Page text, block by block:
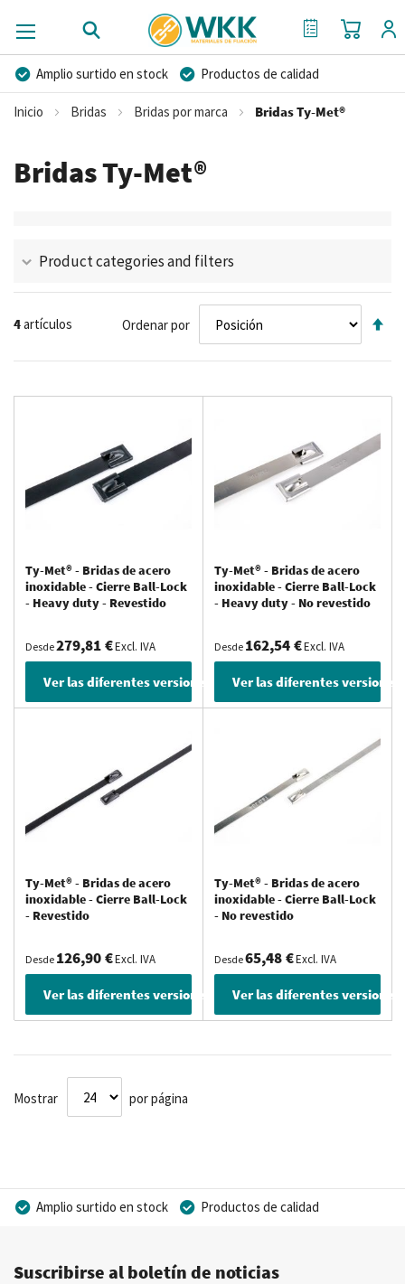
Mi
Mi Cotización
Amplio surtido en stock
Productos de calidad
Precios competitivos
Entrega rápida
Posibilidad de crear marca privada
Inicio Bridas Bridas por marca Bridas Ty-Met®
Bridas Ty-Met®
Product categories and filters
4artículos Ordenar por
Ty-Met® - Bridas de acero
inoxidable - Cierre Ball-Lock
- Heavy duty - Revestido
Desde279,81 €Excl. IVA
Ver las diferentes versiones
Ty-Met® - Bridas de acero
inoxidable - Cierre Ball-Lock
- Heavy duty - No revestido
Desde 162,54 €Excl. IVA
Ver las diferentes versiones
Ty-Met® - Bridas de acero
inoxidable - Cierre Ball-Lock
- Revestido
Desde 126,90 €Excl. IVA
Ver las diferentes versiones
Ty-Met® - Bridas de acero
inoxidable - Cierre Ball-Lock
- No revestido
Desde65,48 €Excl. IVA
Ver las diferentes versiones
Mostrar por página
Amplio surtido en stock
Productos de calidad
Asesoramiento personal
Más de 40 años de experiencia
Suscribirse al boletín de noticias